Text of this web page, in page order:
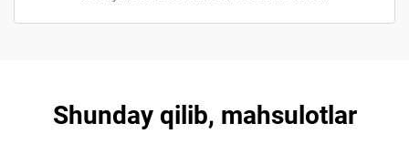
Shunday qilib, mahsulotlar